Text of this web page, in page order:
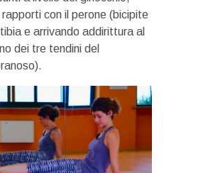
con il perone (bicipite
e arrivando addirittura al
dei tre tendini del